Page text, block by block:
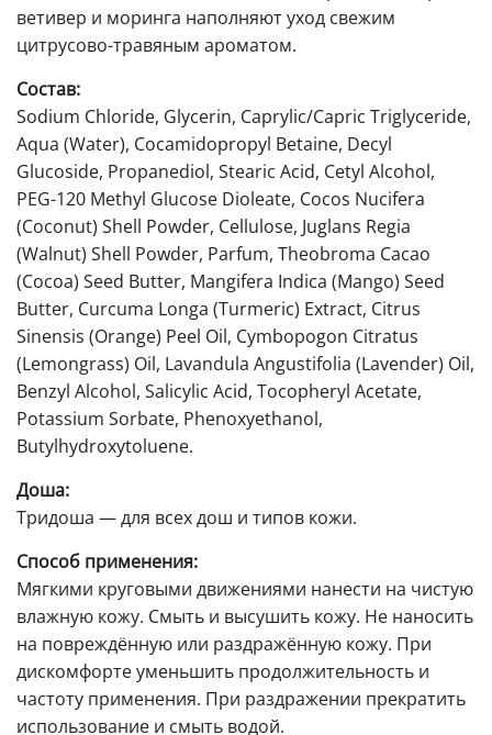
ветивер и моринга наполняют уход свежим
цитрусово-травяным ароматом.
Состав:
Sodium Chloride, Glycerin, Caprylic/Capric Triglyceride,
Aqua (Water), Cocamidopropyl Betaine, Decyl
Glucoside, Propanediol, Stearic Acid, Cetyl Alcohol,
PEG-120 Methyl Glucose Dioleate, Cocos Nucifera
(Coconut) Shell Powder, Cellulose, Juglans Regia
(Walnut) Shell Powder, Parfum, Theobroma Cacao
(Cocoa) Seed Butter, Mangifera Indica (Mango) Seed
Butter, Curcuma Longa (Turmeric) Extract, Citrus
Sinensis (Orange) Peel Oil, Cymbopogon Citratus
(Lemongrass) Oil, Lavandula Angustifolia (Lavender) Oil,
Benzyl Alcohol, Salicylic Acid, Tocopheryl Acetate,
Potassium Sorbate, Phenoxyethanol,
Butylhydroxytoluene.
Доша:
Тридоша — для всех дош и типов кожи.
Способ применения:
Мягкими круговыми движениями нанести на чистую
влажную кожу. Смыть и высушить кожу. Не наносить
на повреждённую или раздражённую кожу. При
дискомфорте уменьшить продолжительность и
частоту применения. При раздражении прекратить
использование и смыть водой.